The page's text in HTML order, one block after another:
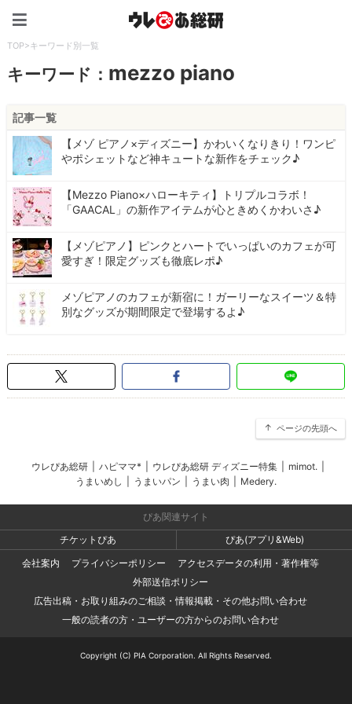
TOP>キーワード別一覧
キーワード： mezzo piano
記事一覧
【メゾ ピアノ×ディズニー】かわいくなりきり！ワンピ
やポシェットなど神キュートな新作をチェック♪
【Mezzo Piano×ハローキティ】トリプルコラボ！
「GAACAL」の新作アイテムが心ときめくかわいさ♪
【メゾピアノ】ピンクとハートでいっぱいのカフェが可
愛すぎ！限定グッズも徹底レポ♪
メゾピアノのカフェが新宿に！ガーリーなスイーツ＆特
別なグッズが期間限定で登場するよ♪
ページの先頭へ
ウレぴあ総研 ハピママ* ウレぴあ総研 ディズニー特集 mimot.
うまいめし
うまいパン うまい肉 Medery.
ぴあ関連サイト
チケットぴあ
ぴあ(アプリ&Web)
会社案内
プライバシーポリシー
アクセスデータの利用・著作権等
外部送信ポリシー
広告出稿・お取り組みのご相談・情報掲載・その他お問い合わせ
一般の読者の方・ユーザーの方からのお問い合わせ
Copyright (C) PIA Corporation. All Rights Reserved.